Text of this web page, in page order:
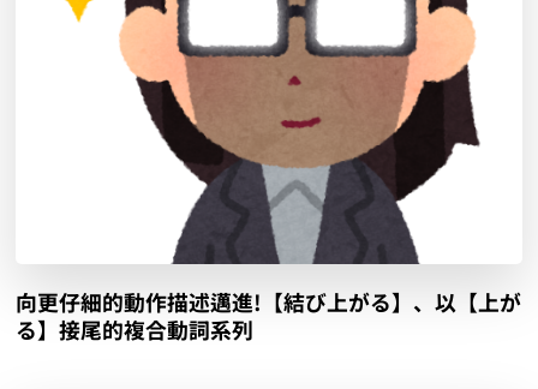
向更仔細的動作描述邁進!【結び上がる】、以【上が
る】接尾的複合動詞系列